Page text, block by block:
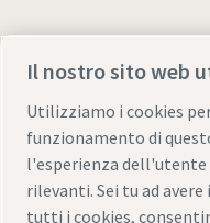
Il nostro sito web
Utilizziamo i cookies
funzionamento di
l'esperienza
rilevanti. Sei tu ad
tutti i cookies,